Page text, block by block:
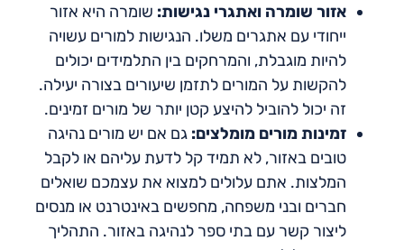
אזור שומרה ואתגרי נגישות: שומרה היא אזור
ייחודי עם אתגרים משלו. הנגישות למורים עשויה
להיות מוגבלת, והמרחקים בין התלמידים יכולים
להקשות על המורים לתזמן שיעורים בצורה יעילה.
זה יכול להוביל להיצע קטן יותר של מורים זמינים.
זמינות מורים מומלצים: גם אם יש מורים נהיגה
טובים באזור, לא תמיד קל לדעת עליהם או לקבל
המלצות. אתם עלולים למצוא את עצמכם שואלים
חברים ובני משפחה, מחפשים באינטרנט או מנסים
ליצור קשר עם בתי ספר לנהיגה באזור. התהליך